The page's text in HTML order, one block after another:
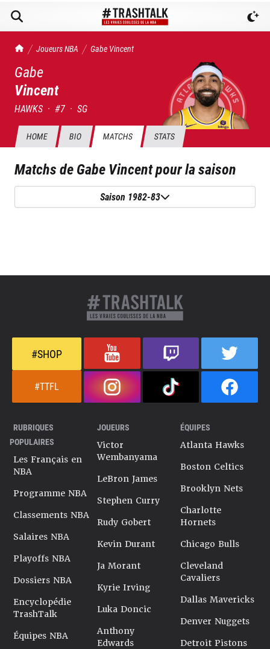
TrashTalk Actu NBA
Joueurs NBA Gabe Vincent
Gabe
Vincent
HAWKS · #7 · SG
HOME BIO MATCHS STATS
Matchs deGabe Vincentpour la saison
Saison 1982-83
#SHOP
#TTFL
RUBRIQUES
POPULAIRES
Les Français en
NBA
Programme NBA
Classements NBA
Salaires NBA
Playoffs NBA
Dossiers NBA
Encyclopédie
TrashTalk
Équipes NBA
JOUEURS
Victor
Wembanyama
LeBron James
Stephen Curry
Rudy Gobert
Kevin Durant
Ja Morant
Kyrie Irving
Luka Doncic
Anthony
Edwards
ÉQUIPES
Atlanta Hawks
Boston Celtics
Brooklyn Nets
Charlotte
Hornets
Chicago Bulls
Cleveland
Cavaliers
Dallas Mavericks
Denver Nuggets
Detroit Pistons